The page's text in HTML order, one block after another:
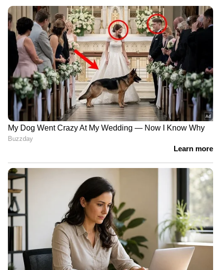
വർഷത്തിൽ മാത്രം 53 പുതിയ സ്റ്റോറുകൾ
തുറന്നിരുന്നു. യുഎഇയിൽ തങ്ങളുടെ ആദ്യ
അന്താരാഷ്ട്ര സ്റ്റോർ തുറന്ന് വെസ്റ്റ്സൈഡ്
ആഗോള വിപണിയിലേക്ക് പ്രവേശിച്ചിരുന്നു.
വരും ദിവസങ്ങളിൽ ഇന്ത്യൻ ഫാഷൻ
ബ്രാൻഡിനെ കൂടുതൽ വിദേശ രാജ്യങ്ങളിലേക്ക്
എത്തിക്കാനാണ് കമ്പനി പദ്ധതിയിടുന്നത്.
ട്രെന്റ് ലിമിറ്റഡ് ഒറ്റനോട്ടത്തിൽ
വെസ്റ്റ്സൈഡിന് പുറമെ ജനപ്രിയ
ബ്രാൻഡുകളായ സുഡിയോ (Zudio), സ്റ്റാർ
ബസാർ (Star Bazaar) എന്നിവയും ട്രെന്റിന്റെ
ഉടമസ്ഥതയിലുള്ളതാണ്. സാമ്പത്തിക വർഷം
2026 ന്റെ അവസാനത്തോടെ ഏകദേശം 19,700
കോടി രൂപ വരുമാനം നേടിയ കമ്പനിക്ക്
ഇന്ത്യയിലെ 321 നഗരങ്ങളിലായി 1,286
സ്റ്റോറുകളുടെ ശക്തമായ ശൃംഖലയുണ്ട്.